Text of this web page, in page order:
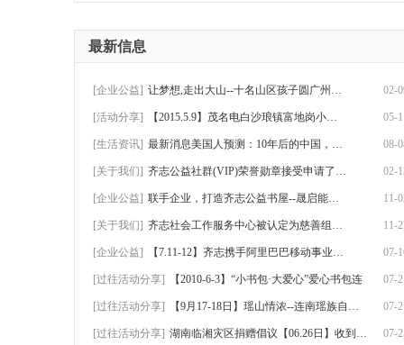
最新信息
[企业公益] 让梦想,走出大山--十名山区孩子圆广州游历 02-
[活动分享] 【2015.5.9】茂名电白沙琅镇富地岗小学助学 05-
[生活资讯] 最新消息美国人预测：10年后的中国，将会是 08-
[关于我们] 齐志公益社群(VIP)荣誉勋章接受申请了！可 02-
[企业公益] 联手企业，打造齐志公益书屋--晟启能源赴怀 11-
[关于我们] 齐志社会工作服务中心被认定为慈善组织！ 11-
[企业公益] 【7.11-12】齐志携手阿里巴巴移动事业群、 07-
[过往活动分享] 【2010-6-3】“小书包·大爱心”爱心书包连 07-
[过往活动分享] 【9月17-18日】瑶山情浓--连南瑶族自治县三 07-
[过往活动分享] 湖南临湘灾区捐赠倡议【06.26日】收到捐赠 07-